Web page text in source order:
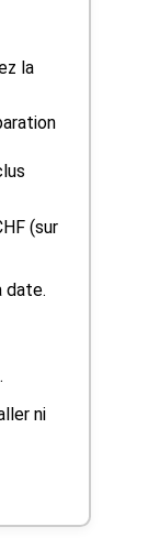
la
(sur
date.
ni